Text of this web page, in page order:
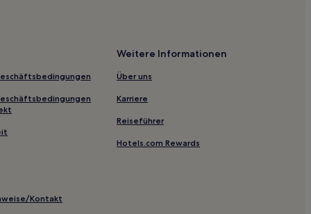
Kontakt
Weitere Informationen
Über uns
Karriere
Reiseführer
Hotels.com Rewards